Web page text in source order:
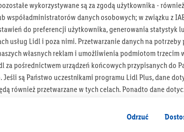
Bądź na
Otrzymuj newsletter
Zapisz się!
wykorzystywane są za zgodą użytkownika -
współadministratorów danych osobowych; w związku z IAB
do preferencji użytkownika, generowania statystyk
usług Lidl i poza nimi. Przetwarzanie danych na
własnych reklam i umożliwienia podmiotom trzecim
za pośrednictwem urządzeń końcowych przypisanych do
są Państwo uczestnikami programu Lidl Plus, dane
również przetwarzane w tych celach. Ponadto dane
jako niezależny administrator danych
Odrzuć